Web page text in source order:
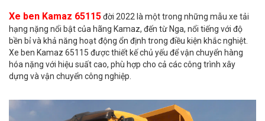
Xe ben Kamaz 65115đời 2022 là một trong những mẫu xe tải
hạng nặng nổi bật của hãng Kamaz, đến từ Nga, nổi tiếng với độ
bền bỉ và khả năng hoạt động ổn định trong điều kiện khắc nghiệt.
Xe ben Kamaz 65115 được thiết kế chủ yếu để vận chuyển hàng
hóa nặng với hiệu suất cao, phù hợp cho cả các công trình xây
dựng và vận chuyển công nghiệp.